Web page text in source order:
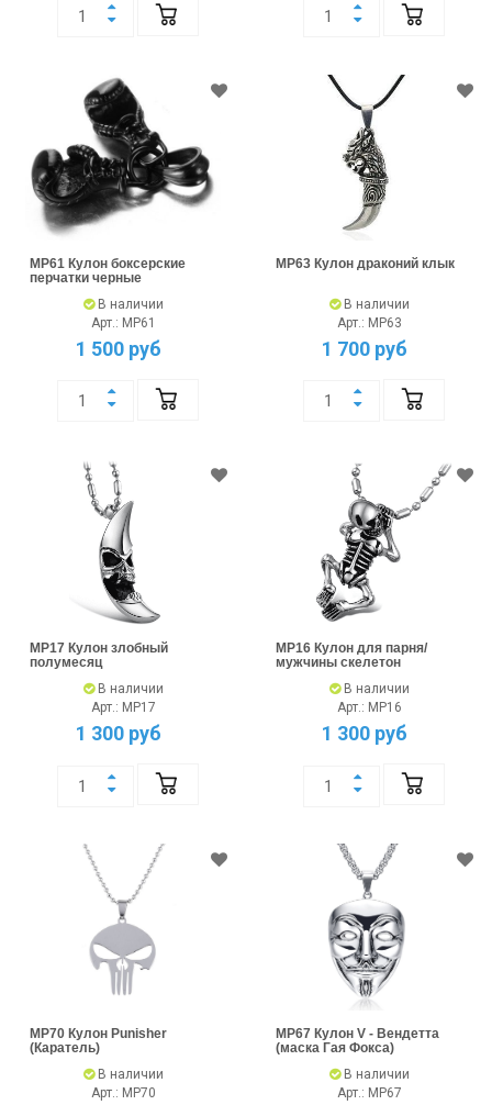
MP61 Кулон боксерские
перчатки черные
В наличии
Арт.: MP61
1 500 руб
MP63 Кулон драконий клык
В наличии
Арт.: MP63
1 700 руб
MP17 Кулон злобный
полумесяц
В наличии
Арт.: MP17
1 300 руб
MP16 Кулон для парня/
мужчины скелетон
В наличии
Арт.: MP16
1 300 руб
MP70 Кулон Punisher
(Каратель)
В наличии
Арт.: MP70
MP67 Кулон V - Вендетта
(маска Гая Фокса)
В наличии
Арт.: MP67